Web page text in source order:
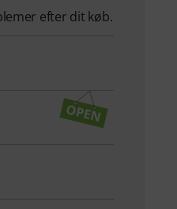
efter dit køb.